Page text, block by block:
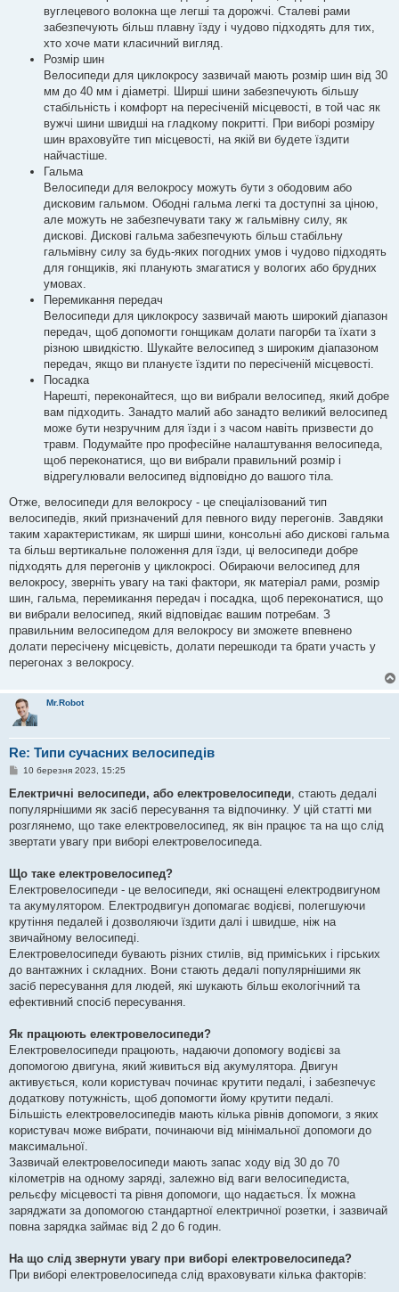
вуглецевого волокна ще легші та дорожчі. Сталеві рами
забезпечують більш плавну їзду і чудово підходять для тих,
хто хоче мати класичний вигляд.
Розмір шин
Велосипеди для циклокросу зазвичай мають розмір шин від 30
мм до 40 мм і діаметрі. Ширші шини забезпечують більшу
стабільність і комфорт на пересіченій місцевості, в той час як
вужчі шини швидші на гладкому покритті. При виборі розміру
шин враховуйте тип місцевості, на якій ви будете їздити
найчастіше.
Гальма
Велосипеди для велокросу можуть бути з ободовим або
дисковим гальмом. Ободні гальма легкі та доступні за ціною,
але можуть не забезпечувати таку ж гальмівну силу, як
дискові. Дискові гальма забезпечують більш стабільну
гальмівну силу за будь-яких погодних умов і чудово підходять
для гонщиків, які планують змагатися у вологих або брудних
умовах.
Перемикання передач
Велосипеди для циклокросу зазвичай мають широкий діапазон
передач, щоб допомогти гонщикам долати пагорби та їхати з
різною швидкістю. Шукайте велосипед з широким діапазоном
передач, якщо ви плануєте їздити по пересіченій місцевості.
Посадка
Нарешті, переконайтеся, що ви вибрали велосипед, який добре
вам підходить. Занадто малий або занадто великий велосипед
може бути незручним для їзди і з часом навіть призвести до
травм. Подумайте про професійне налаштування велосипеда,
щоб переконатися, що ви вибрали правильний розмір і
відрегулювали велосипед відповідно до вашого тіла.
Отже, велосипеди для велокросу - це спеціалізований тип
велосипедів, який призначений для певного виду перегонів. Завдяки
таким характеристикам, як ширші шини, консольні або дискові гальма
та більш вертикальне положення для їзди, ці велосипеди добре
підходять для перегонів у циклокросі. Обираючи велосипед для
велокросу, зверніть увагу на такі фактори, як матеріал рами, розмір
шин, гальма, перемикання передач і посадка, щоб переконатися, що
ви вибрали велосипед, який відповідає вашим потребам. З
правильним велосипедом для велокросу ви зможете впевнено
долати пересічену місцевість, долати перешкоди та брати участь у
перегонах з велокросу.
Mr.Robot
Re: Типи сучасних велосипедів
П
в
д
о
л
н
я
10 березня 2023, 15:25
Електричні велосипеди, або електровелосипеди , стають дедалі
популярнішими як засіб пересування та відпочинку. У цій статті ми
розглянемо, що таке електровелосипед, як він працює та на що слід
звертати увагу при виборі електровелосипеда.
Що таке електровелосипед?
Електровелосипеди - це велосипеди, які оснащені електродвигуном
та акумулятором. Електродвигун допомагає водієві, полегшуючи
крутіння педалей і дозволяючи їздити далі і швидше, ніж на
звичайному велосипеді.
Електровелосипеди бувають різних стилів, від приміських і гірських
до вантажних і складних. Вони стають дедалі популярнішими як
засіб пересування для людей, які шукають більш екологічний та
ефективний спосіб пересування.
Як працюють електровелосипеди?
Електровелосипеди працюють, надаючи допомогу водієві за
допомогою двигуна, який живиться від акумулятора. Двигун
активується, коли користувач починає крутити педалі, і забезпечує
додаткову потужність, щоб допомогти йому крутити педалі.
Більшість електровелосипедів мають кілька рівнів допомоги, з яких
користувач може вибрати, починаючи від мінімальної допомоги до
максимальної.
Зазвичай електровелосипеди мають запас ходу від 30 до 70
кілометрів на одному заряді, залежно від ваги велосипедиста,
рельєфу місцевості та рівня допомоги, що надається. Їх можна
заряджати за допомогою стандартної електричної розетки, і зазвичай
повна зарядка займає від 2 до 6 годин.
На що слід звернути увагу при виборі електровелосипеда?
При виборі електровелосипеда слід враховувати кілька факторів: